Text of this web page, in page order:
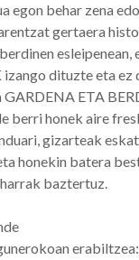
egon behar zena
gertaera
dituzte eta ez
GARDENA ETA
berri honek aire
gizarteak
honekin batera
baztertuz.
erabiltzea: